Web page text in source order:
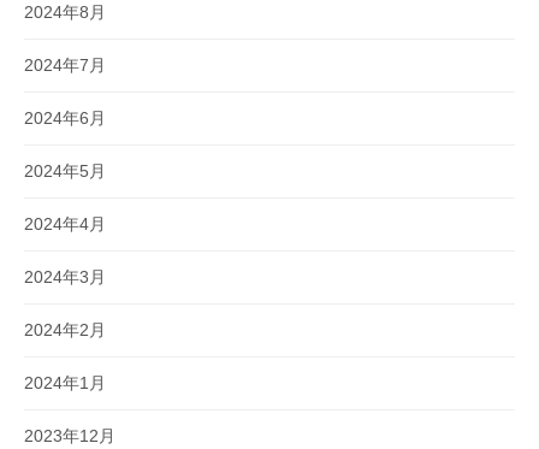
2024年8月
2024年7月
2024年6月
2024年5月
2024年4月
2024年3月
2024年2月
2024年1月
2023年12月